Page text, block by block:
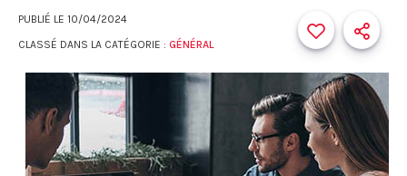
PUBLIÉ LE 10/04/2024
CLASSÉ DANS LA CATÉGORIE : GÉNÉRAL